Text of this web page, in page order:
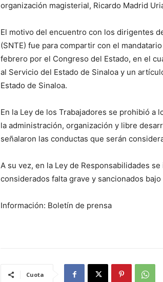
organización magisterial, Ricardo Madrid
El motivo del encuentro con los dirigentes
(SNTE) fue para compartir con el
febrero por el Congreso del Estado, en el
al Servicio del Estado de Sinaloa y un
Estado de Sinaloa.
En la Ley de los Trabajadores se prohibió
la administración, organización y libre
señalaron las conductas que serán
A su vez, en la Ley de Responsabilidades
considerados falta grave y sancionados bajo
Información: Boletín de prensa
Cuota